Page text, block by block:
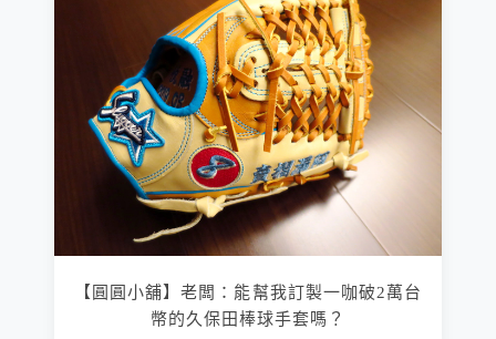
【圓圓小舖】老闆：能幫我訂製一咖破2萬台
幣的久保田棒球手套嗎？